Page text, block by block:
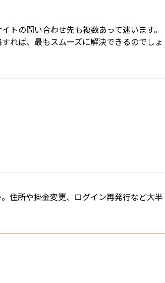
トの問い合わせ先も複数あって迷います。
れば、最もスムーズに解決できるのでしょ
住所や掛金変更、ログイン再発行など大半